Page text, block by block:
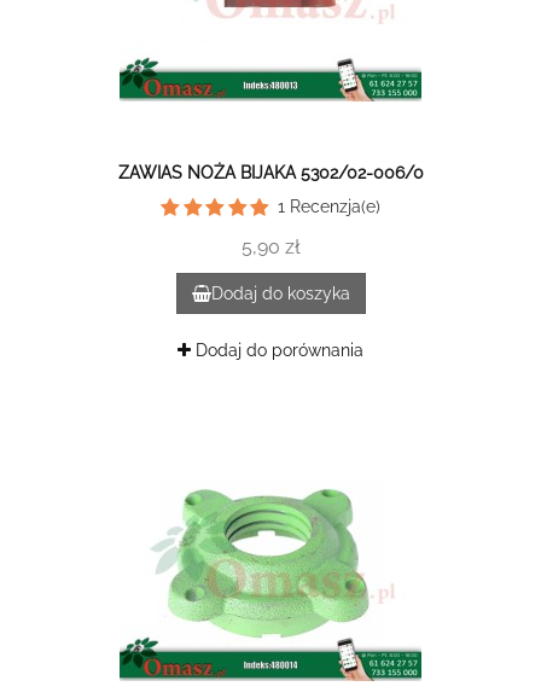
ZAWIAS NOŻA BIJAKA 5302/02-006/0
1 Recenzja(e)
5,90 zł
Dodaj do koszyka
Dodaj do porównania